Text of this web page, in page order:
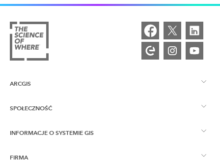
ARCGIS
ArcGIS — przegląd
Tworzenie map
SPOŁECZNOŚĆ
Społeczność Esri
INFORMACJE O SYSTEMIE GIS
Co to jest GIS?
FIRMA